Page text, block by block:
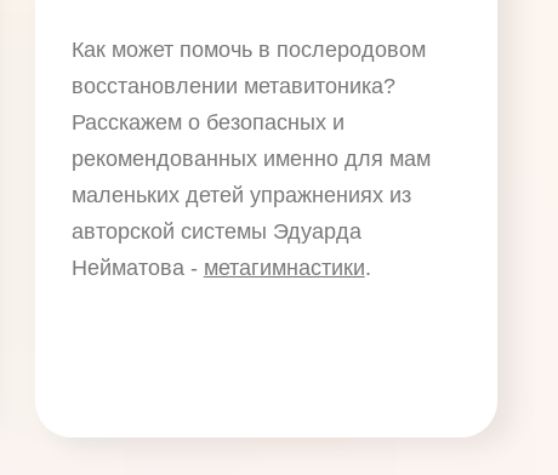
Как может помочь в послеродовом
восстановлении метавитоника?
Расскажем о безопасных и
рекомендованных именно для мам
маленьких детей упражнениях из
авторской системы Эдуарда
Нейматова - метагимнастики.